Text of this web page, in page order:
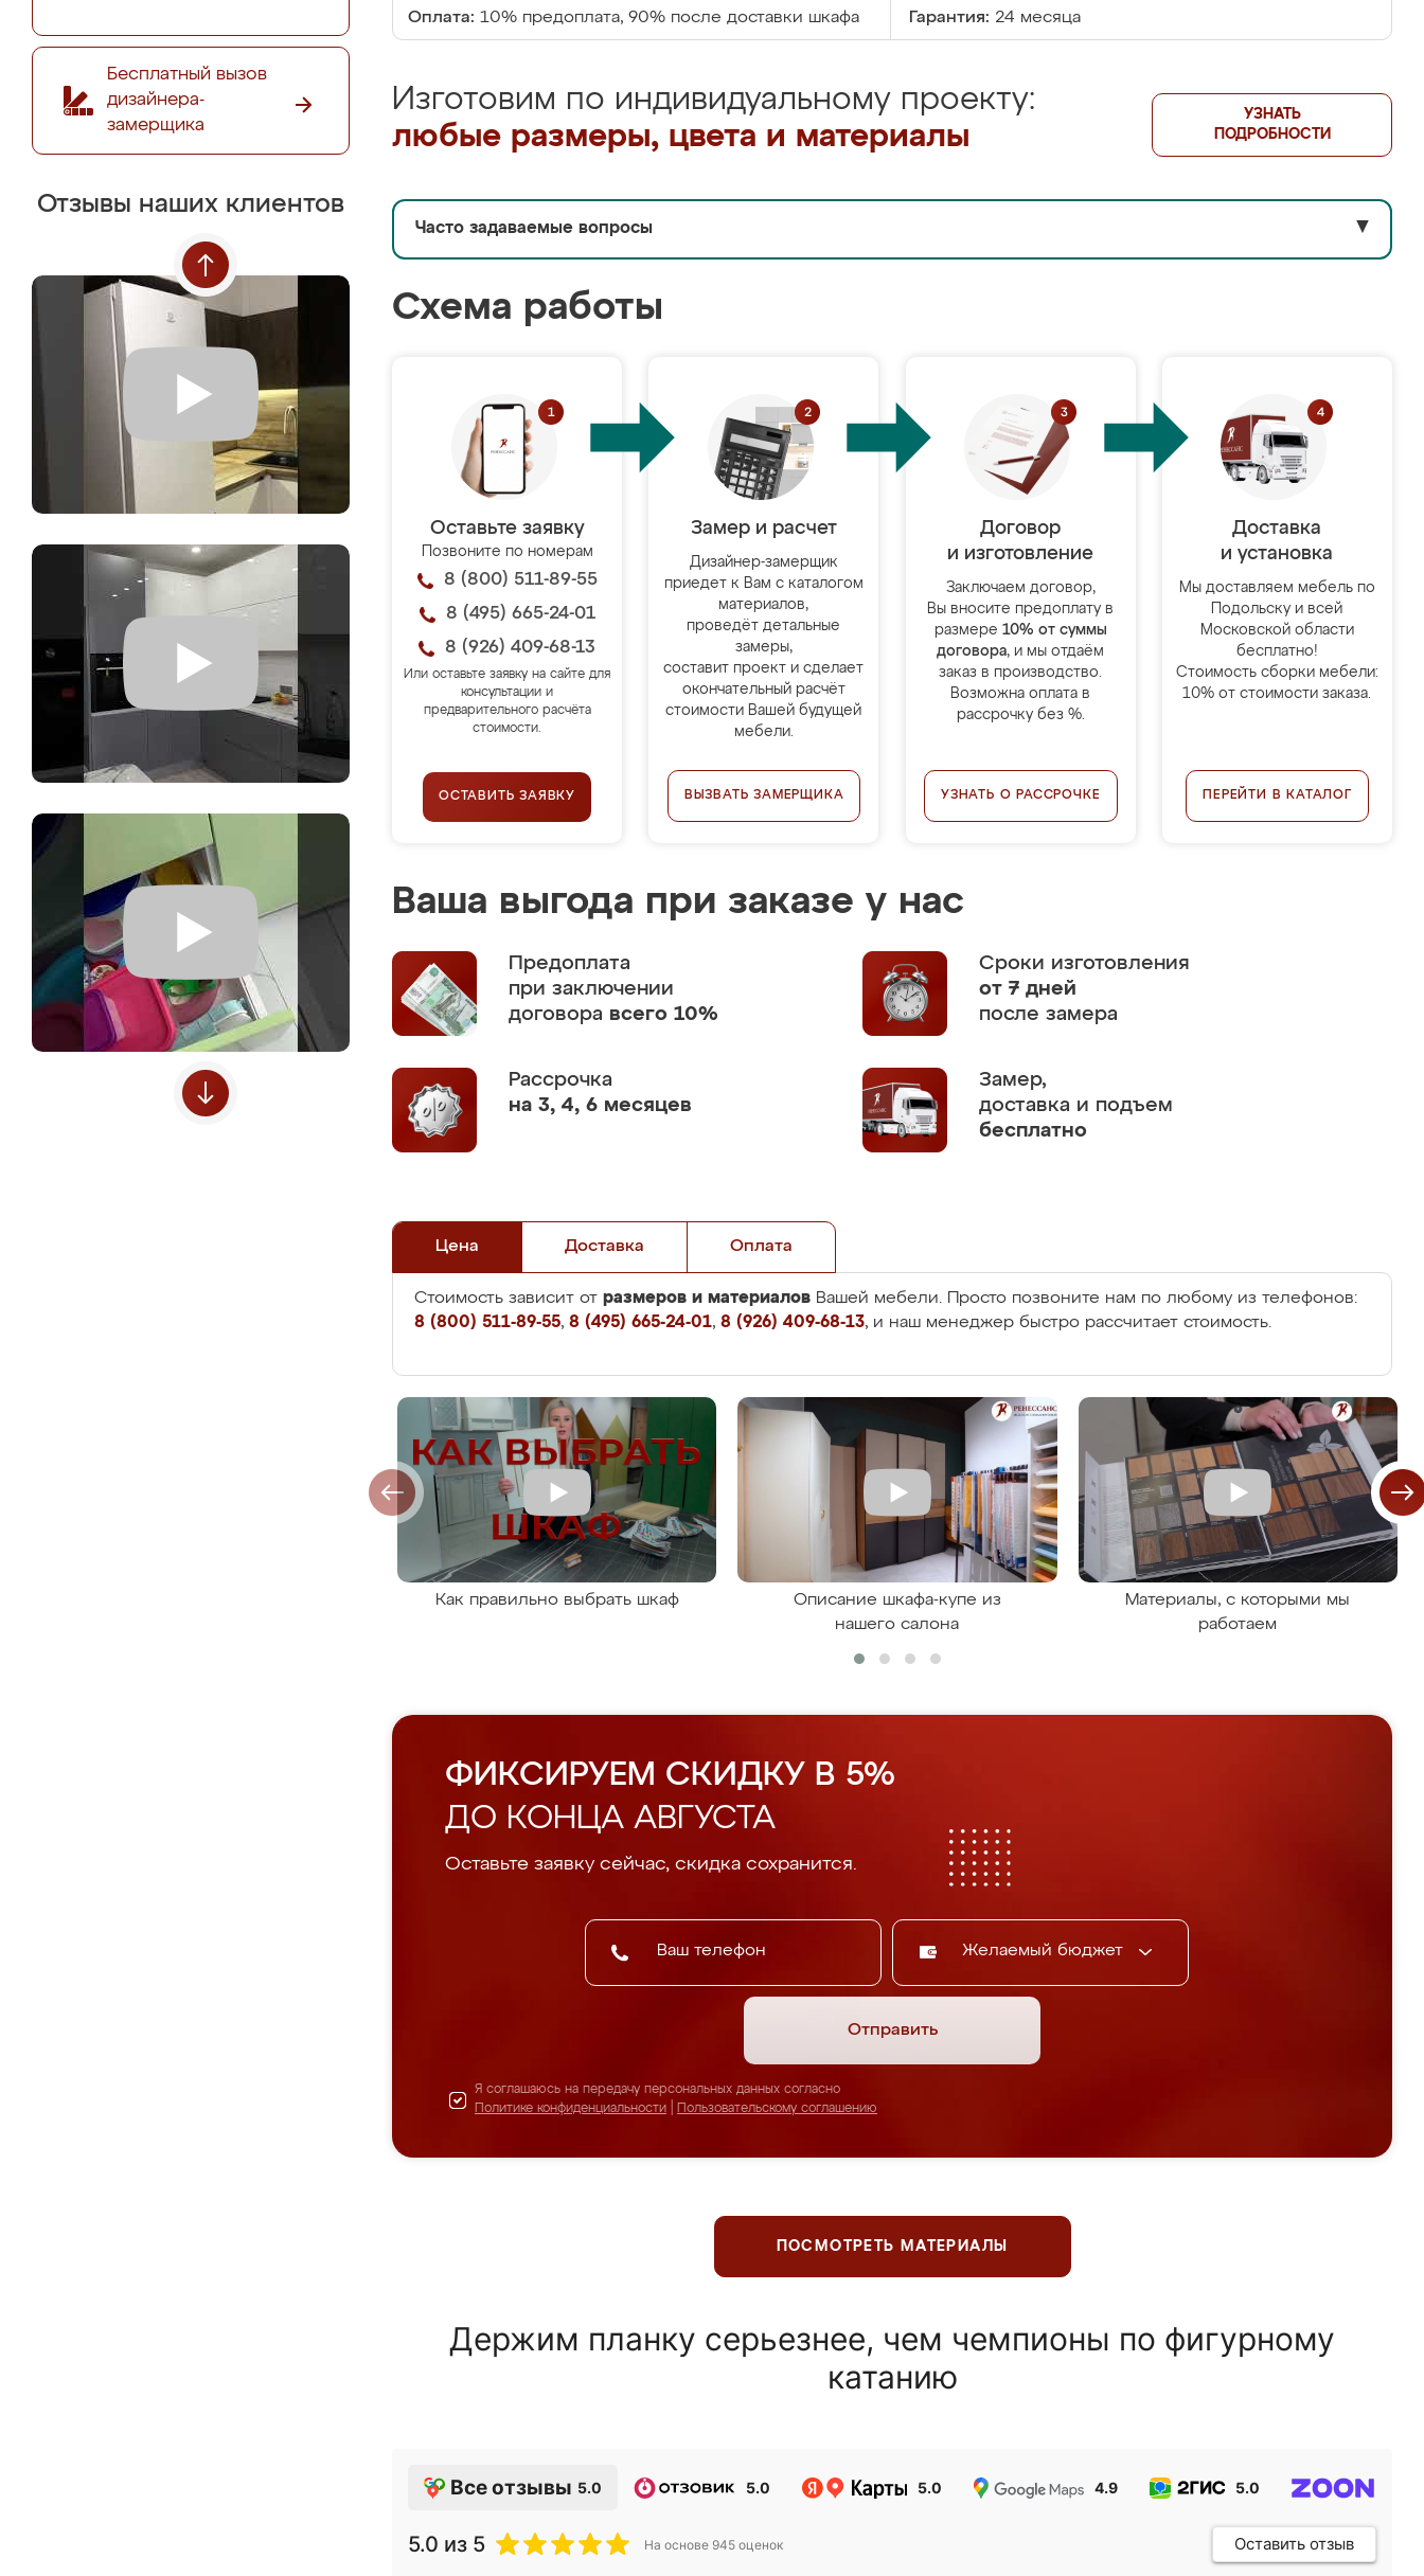
Бесплатный вызов
дизайнера-
замерщика
Отзывы наших клиентов
Оплата: 10% предоплата, 90% после доставки шкафа Гарантия: 24 месяца
Изготовим по индивидуальному проекту:
любые размеры, цвета и материалы
УЗНАТЬ
ПОДРОБНОСТИ
Часто задаваемые вопросы ▼
Схема работы
Оставьте заявку
Позвоните по номерам
8 (800) 511-89-55
8 (495) 665-24-01
8 (926) 409-68-13
Или оставьте заявку на сайте для
консультации и
предварительного расчёта
стоимости.
ОСТАВИТЬ ЗАЯВКУ
Замер и расчет
Дизайнер-замерщик
приедет к Вам с каталогом
материалов,
проведёт детальные
замеры,
составит проект и сделает
окончательный расчёт
стоимости Вашей будущей
мебели.
ВЫЗВАТЬ ЗАМЕРЩИКА
Договор
и изготовление
Заключаем договор,
Вы вносите предоплату в
размере 10% от суммы
договора, и мы отдаём
заказ в производство.
Возможна оплата в
рассрочку без %.
УЗНАТЬ О РАССРОЧКЕ
Доставка
и установка
Мы доставляем мебель по
Подольску и всей
Московской области
бесплатно!
Стоимость сборки мебели:
10% от стоимости заказа.
ПЕРЕЙТИ В КАТАЛОГ
Ваша выгода при заказе у нас
Предоплата
при заключении
договора всего 10%
Сроки изготовления
от 7 дней
после замера
Рассрочка
на 3, 4, 6 месяцев
Замер,
доставка и подъем
бесплатно
Цена Доставка Оплата
Стоимость зависит от размеров и материалов Вашей мебели. Просто позвоните нам по любому из телефонов:
8 (800) 511-89-55, 8 (495) 665-24-01, 8 (926) 409-68-13, и наш менеджер быстро рассчитает стоимость.
Как правильно выбрать шкаф
Описание шкафа-купе из
нашего салона
Материалы, с которыми мы
работаем
ФИКСИРУЕМ СКИДКУ В 5%
ДО КОНЦА АВГУСТА
Оставьте заявку сейчас, скидка сохранится.
Желаемый бюджет
Отправить
Я соглашаюсь на передачу персональных данных согласно
Политике конфиденциальности
Пользовательскому соглашению
ПОСМОТРЕТЬ МАТЕРИАЛЫ
Держим планку серьезнее, чем чемпионы по фигурному
катанию
Все отзывы 5.0 5.0 5.0 4.9 5.0
5.0 из 5 На основе 945 оценок Оставить отзыв